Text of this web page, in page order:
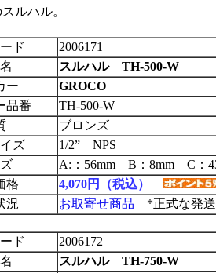
ルハル。
ド
2006171
スルハル TH-500-W
ー
GROCO
品番
TH-500-W
ブロンズ
ズ
1/2” NPS
A:：56mm B：8mm C：
格
4,070円（税込）
況
お取寄せ商品 *正式な発送
ド
2006172
スルハル TH-750-W